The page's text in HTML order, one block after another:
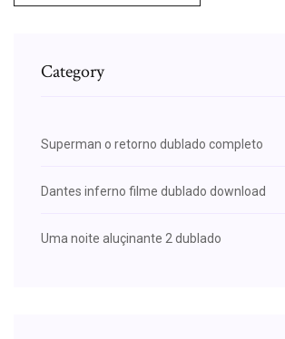
Category
Superman o retorno dublado completo
Dantes inferno filme dublado download
Uma noite aluçinante 2 dublado